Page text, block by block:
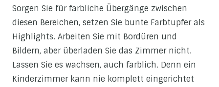
Sorgen Sie für farbliche Übergänge zwischen
diesen Bereichen, setzen Sie bunte Farbtupfer als
Highlights. Arbeiten Sie mit Bordüren und
Bildern, aber überladen Sie das Zimmer nicht.
Lassen Sie es wachsen, auch farblich. Denn ein
Kinderzimmer kann nie komplett eingerichtet